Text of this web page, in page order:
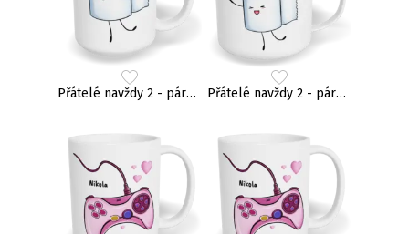
Přátelé navždy 2 - párový Přátelé navždy 2 - párový